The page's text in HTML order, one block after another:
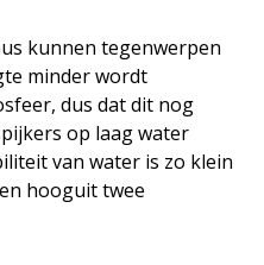
kunnen tegenwerpen
minder wordt
dus dat dit nog
op laag water
van water is zo klein
hooguit twee